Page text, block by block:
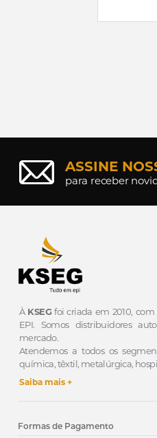
ASSINE
para receber
À KSEG foi criada em 2010,
EPI. Somos distribuidores
mercado.
Atendemos a todos os
química, têxtil, metalúrgica,
Saiba mais +
Formas de Pagamento